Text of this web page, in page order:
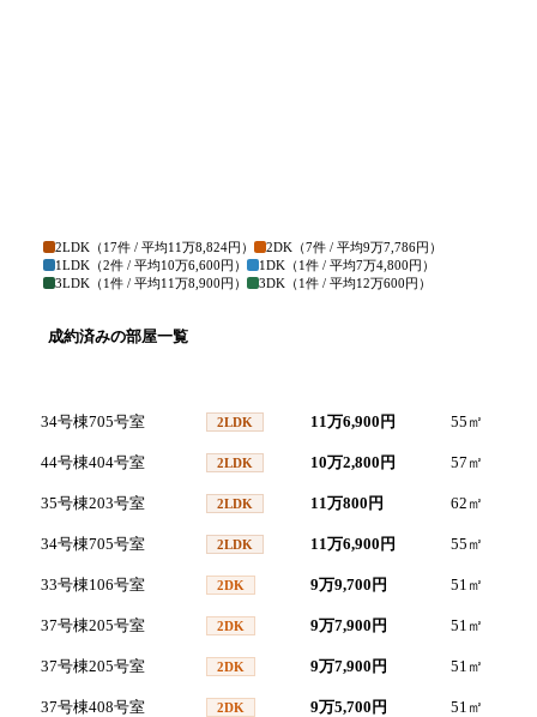
2LDK （17件 / 平均11万8,824円） 2DK （7件 / 平均9万7,786円）
1LDK （2件 / 平均10万6,600円） 1DK （1件 / 平均7万4,800円）
3LDK （1件 / 平均11万8,900円） 3DK （1件 / 平均12万600円）
成約済みの部屋一覧
34号棟705号室 2LDK 11万6,900円 55 ㎡
44号棟404号室 2LDK 10万2,800円 57 ㎡
35号棟203号室 2LDK 11万800円 62 ㎡
34号棟705号室 2LDK 11万6,900円 55 ㎡
33号棟106号室 2DK 9万9,700円 51 ㎡
37号棟205号室 2DK 9万7,900円 51 ㎡
37号棟205号室 2DK 9万7,900円 51 ㎡
37号棟408号室 2DK 9万5,700円 51 ㎡